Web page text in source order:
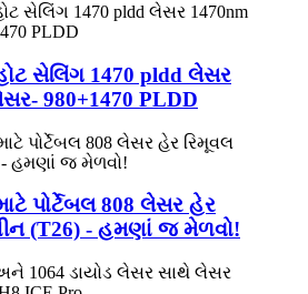
સેલિંગ 1470 pldd લેસર
980+1470 PLDD
પોર્ટેબલ 808 લેસર હેર
(T26) - હમણાં જ મેળવો!